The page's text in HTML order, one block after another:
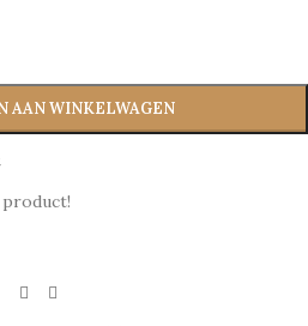
AAN WINKELWAGEN